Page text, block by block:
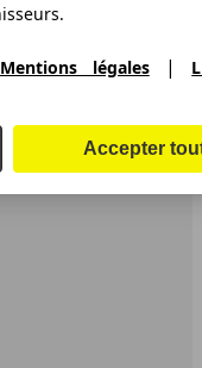
Mentions légales|
Accepter